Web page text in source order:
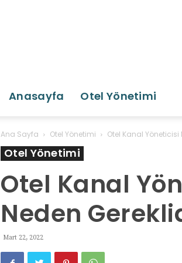
Anasayfa Otel Yönetimi
Ana Sayfa Otel Yönetimi Otel Kanal Yöneticisi
Otel Yönetimi
Otel Kanal
Neden
Mart 22, 2022